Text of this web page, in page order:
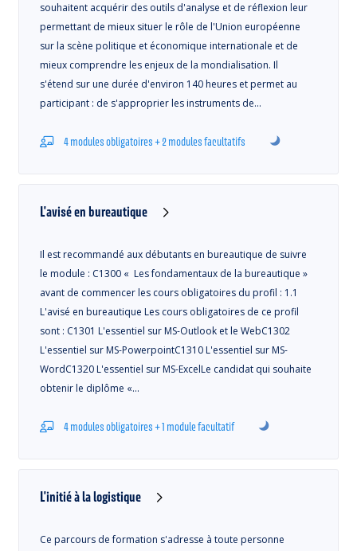
souhaitent acquérir des outils d'analyse et de réflexion leur
permettant de mieux situer le rôle de l'Union européenne
sur la scène politique et économique internationale et de
mieux comprendre les enjeux de la mondialisation. Il
s'étend sur une durée d'environ 140 heures et permet au
participant : de s'approprier les instruments de…
4 modules obligatoires + 2 modules facultatifs
L'avisé en bureautique
Il est recommandé aux débutants en bureautique de suivre
le module : C1300 « Les fondamentaux de la bureautique »
avant de commencer les cours obligatoires du profil : 1.1
L'avisé en bureautique Les cours obligatoires de ce profil
sont : C1301 L'essentiel sur MS-Outlook et le WebC1302
L'essentiel sur MS-PowerpointC1310 L'essentiel sur MS-
WordC1320 L'essentiel sur MS-ExcelLe candidat qui souhaite
obtenir le diplôme «…
4 modules obligatoires + 1 module facultatif
L'initié à la logistique
Ce parcours de formation s'adresse à toute personne